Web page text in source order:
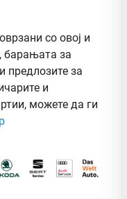
со овој и
барањата за
предлозите за
и
можете да ги